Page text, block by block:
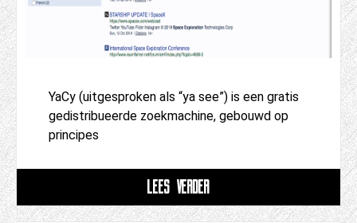
YaCy (uitgesproken als “ya see”) is een gratis
gedistribueerde zoekmachine, gebouwd op
principes
LEES VERDER